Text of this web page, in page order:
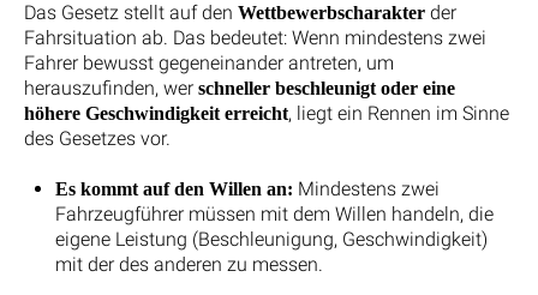
Das Gesetz stellt auf den Wettbewerbscharakter der
Fahrsituation ab. Das bedeutet: Wenn mindestens zwei
Fahrer bewusst gegeneinander antreten, um
herauszufinden, wer schneller beschleunigt oder eine
höhere Geschwindigkeit erreicht, liegt ein Rennen im Sinne
des Gesetzes vor.
Es kommt auf den Willen an: Mindestens zwei
Fahrzeugführer müssen mit dem Willen handeln, die
eigene Leistung (Beschleunigung, Geschwindigkeit)
mit der des anderen zu messen.